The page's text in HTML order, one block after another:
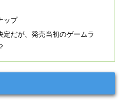
ップ
定だが、発売当初のゲームラ